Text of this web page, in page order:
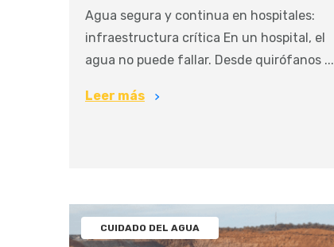
Agua segura y continua en hospitales:
infraestructura crítica En un hospital, el
agua no puede fallar. Desde quirófanos ...
Leer más
CUIDADO DEL AGUA